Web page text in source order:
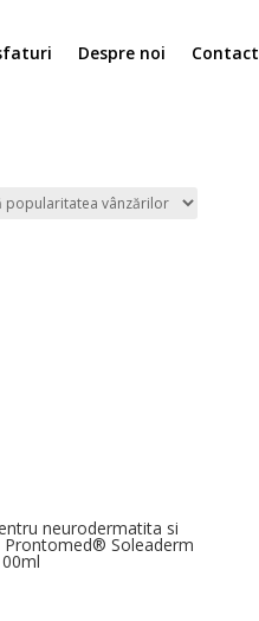
Despre noi Contact
neurodermatita si
Prontomed® Soleaderm